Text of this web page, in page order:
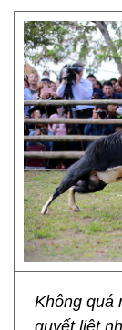
Không quá
quyết liệt